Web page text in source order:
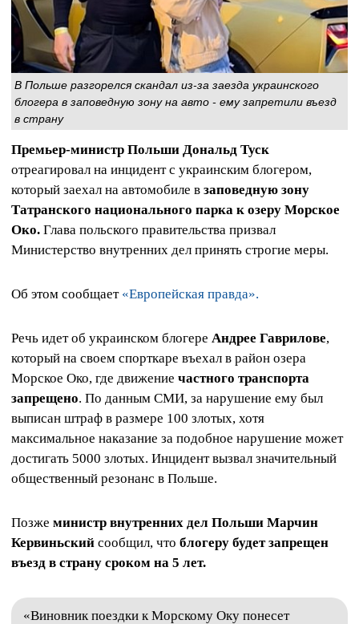
В Польше разгорелся скандал из-за заезда украинского
блогера в заповедную зону на авто - ему запретили въезд
в страну
Премьер-министр Польши Дональд Туск
отреагировал на инцидент с украинским блогером,
который заехал на автомобиле в заповедную зону
Татранского национального парка к озеру Морское
Око. Глава польского правительства призвал
Министерство внутренних дел принять строгие меры.
Об этом сообщает«Европейская правда».
Речь идет об украинском блогере Андрее Гаврилове,
который на своем спорткаре въехал в район озера
Морское Око, где движение частного транспорта
запрещено. По данным СМИ, за нарушение ему был
выписан штраф в размере 100 злотых, хотя
максимальное наказание за подобное нарушение может
достигать 5000 злотых. Инцидент вызвал значительный
общественный резонанс в Польше.
Позже министр внутренних дел Польши Марчин
Кервиньский сообщил, что блогеру будет запрещен
въезд в страну сроком на 5 лет.
«Виновник поездки к Морскому Оку понесет